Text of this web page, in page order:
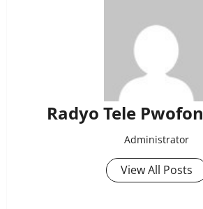
Radyo Tele
Administrator
View All Posts